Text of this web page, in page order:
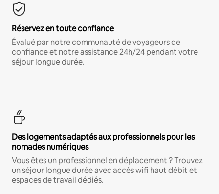
Réservez en toute confiance
Évalué par notre communauté de voyageurs de
confiance et notre assistance 24h/24 pendant votre
séjour longue durée.
Des logements adaptés aux professionnels pour les
nomades numériques
Vous êtes un professionnel en déplacement ? Trouvez
un séjour longue durée avec accès wifi haut débit et
espaces de travail dédiés.